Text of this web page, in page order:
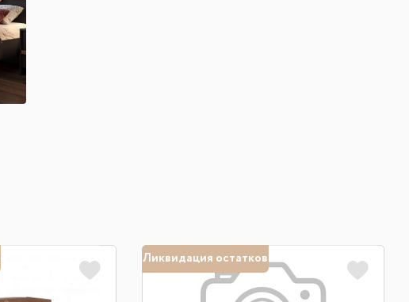
Ликвидация остатков